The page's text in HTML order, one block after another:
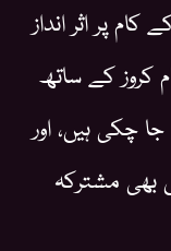
پر اثر انداز
کروز کے ساتھ
چکی ہیں، اور
بھی مشترکہ